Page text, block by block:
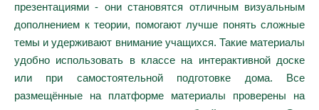
презентациями - они становятся отличным визуальным
дополнением к теории, помогают лучше понять сложные
темы и удерживают внимание учащихся. Такие материалы
удобно использовать в классе на интерактивной доске
или при самостоятельной подготовке дома. Все
размещённые на платформе материалы проверены на